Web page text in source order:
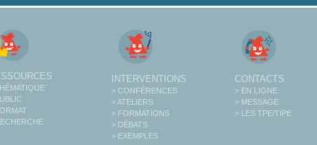
INTERVENTIONS
> CONFÉRENCES
> ATELIERS
> FORMATIONS
> DÉBATS
> EXEMPLES
CONTACTS
> EN LIGNE
> MESSAGE
> LES TPE/TIPE